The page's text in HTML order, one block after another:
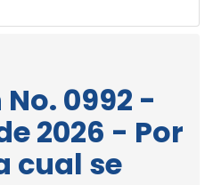
0992 -
2026 - Por
cual se